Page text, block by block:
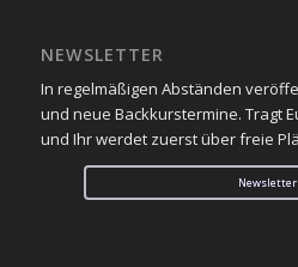
NEWSLETTER
In regelmäßigen Abständen
und neue Backkurstermine. Tragt
und Ihr werdet zuerst über freie
Newsletter